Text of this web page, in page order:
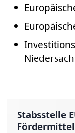
Stabsstelle